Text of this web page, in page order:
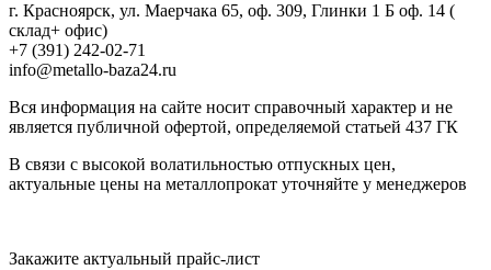
г. Красноярск, ул. Маерчака 65, оф. 309, Глинки 1 Б оф. 14 (
склад+ офис)
+7 (391) 242-02-71
info@metallo-baza24.ru
Вся информация на сайте носит справочный характер и не
является публичной офертой, определяемой статьей 437 ГК
В связи с высокой волатильностью отпускных цен,
актуальные цены на металлопрокат уточняйте у менеджеров
Закажите актуальный прайс-лист